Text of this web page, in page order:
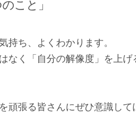
こと」
持ち、よくわかります。
なく「自分の解像度」を上げ
頑張る皆さんにぜひ意識して